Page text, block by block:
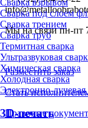
Сварка под слоем
Сварка трением
Сварка труб
Термитная сварка
Ультразвуковая
Химическая сварка
Холодная сварка
Электронно-лучевая
3D-печать
Мы на связи пн-пт
Разместить заказ
Стать
Правовые